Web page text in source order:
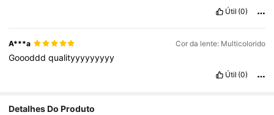
Útil (0)
A***a Cor da lente: Multicolorido
Gooodddqualityyyyyyyyy
Útil (0)
Detalhes Do Produto